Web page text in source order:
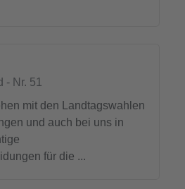
- Nr. 51
mit den Landtagswahlen
und auch bei uns in
für die ...